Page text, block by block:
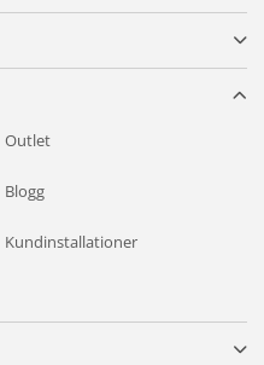
Outlet
Blogg
Kundinstallationer